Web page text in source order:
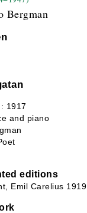
Bergman
1917
and piano
editions
Emil Carelius 1919